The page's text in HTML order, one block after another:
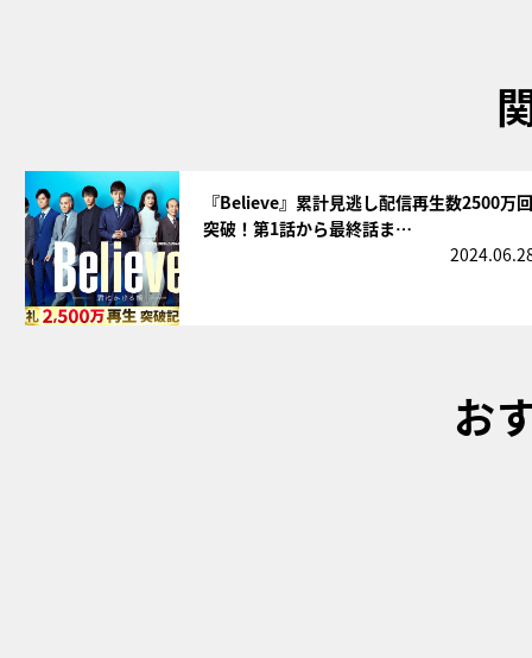
『Believe』累計見逃し配信再生数2500万回
突破！第1話から最終話ま…
お